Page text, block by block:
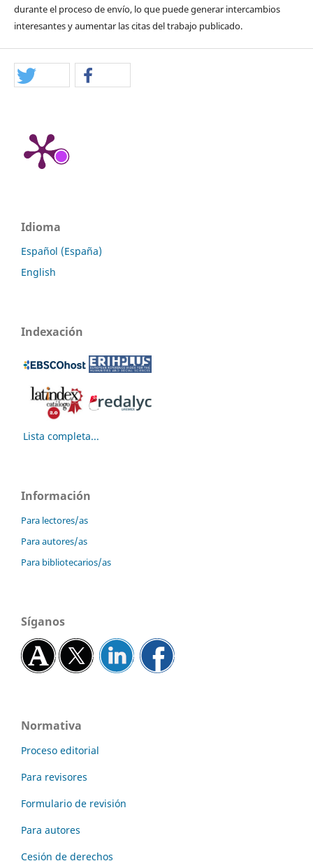
durante el proceso de envío, lo que puede generar intercambios
interesantes y aumentar las citas del trabajo publicado.
Idioma
Español (España)
English
Indexación
Lista completa...
Información
Para lectores/as
Para autores/as
Para bibliotecarios/as
Síganos
Normativa
Proceso editorial
Para revisores
Formulario de revisión
Para autores
Cesión de derechos